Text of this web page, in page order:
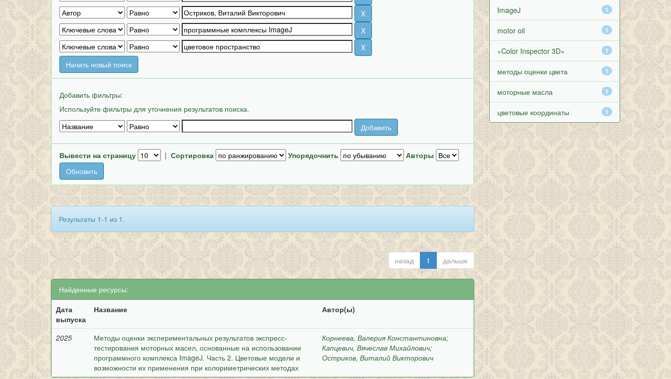
Начать новый поиск
Добавить фильтры:
Используйте фильтры для уточнения результатов поиска.
Вывести на страницу | Сортировка Упорядочнить Авторы
Результаты 1-1 из 1.
назад 1 дальше
Найденные ресурсы:
Дата
выпуска
Название Автор(ы)
2025
Методы оценки экспериментальных результатов экспресс-
тестирования моторных масел, основанные на использовании
программного комплекса ImageJ. Часть 2. Цветовые модели и
возможности их применения при колориметрических методах
Корнеева, Валерия Константиновна;
Капцевич, Вячеслав Михайлович;
Остриков, Виталий Викторович
1
ImageJ
1
motor oil
1
«Color Inspector 3D»
1
методы оценки цвета
1
моторные масла
1
цветовые координаты